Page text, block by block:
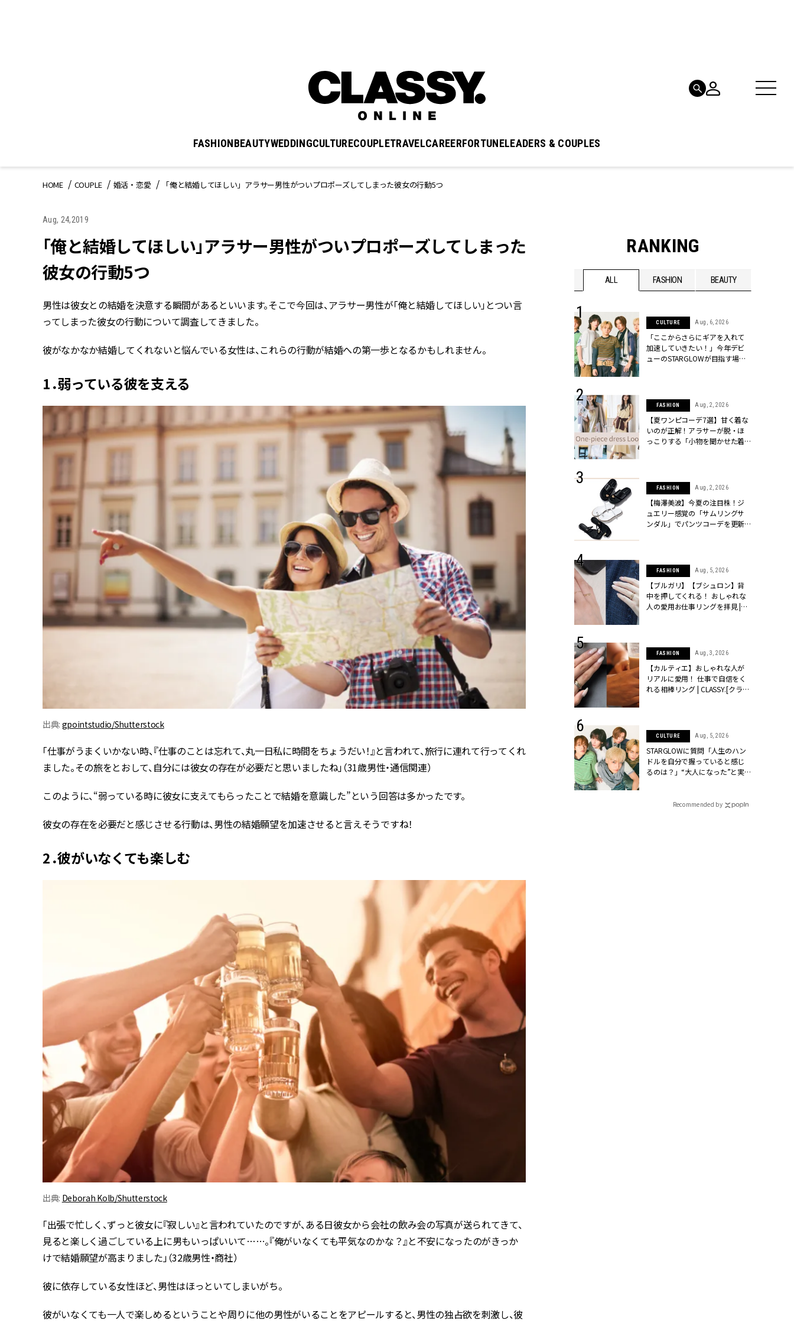
FASHIONBEAUTYWEDDINGCULTURECOUPLETRAVELCAREERFORTUNELEADERS & COUPLES
HOME COUPLE 婚活・恋愛 「俺と結婚してほしい」アラサー男性がついプロポーズしてしまった彼女の行動5つ
Aug, 24,2019
「俺と結婚してほしい」アラサー男性がついプロポーズしてしまった
彼女の行動5つ
男性は彼女との結婚を決意する瞬間があるといいます。そこで今回は、アラサー男性が「俺と結婚してほしい」とつい言
ってしまった彼女の行動について調査してきました。
彼がなかなか結婚してくれないと悩んでいる女性は、これらの行動が結婚への第一歩となるかもしれません。
1．弱っている彼を支える
出典: gpointstudio/Shutterstock
「仕事がうまくいかない時、『仕事のことは忘れて、丸一日私に時間をちょうだい！』と言われて、旅行に連れて行ってくれ
ました。その旅をとおして、自分には彼女の存在が必要だと思いましたね」（31歳男性・通信関連）
このように、“弱っている時に彼女に支えてもらったことで結婚を意識した”という回答は多かったです。
彼女の存在を必要だと感じさせる行動は、男性の結婚願望を加速させると言えそうですね！
2．彼がいなくても楽しむ
出典: Deborah Kolb/Shutterstock
「出張で忙しく、ずっと彼女に『寂しい』と言われていたのですが、ある日彼女から会社の飲み会の写真が送られてきて、
見ると楽しく過ごしている上に男もいっぱいいて……。『俺がいなくても平気なのかな？』と不安になったのがきっか
けで結婚願望が高まりました」（32歳男性・商社）
彼に依存している女性ほど、男性はほっといてしまいがち。
彼がいなくても一人で楽しめるということや周りに他の男性がいることをアピールすると、男性の独占欲を刺激し、彼
RANKING
ALL FASHION BEAUTY
ボ」を。新【SOFINA BASIC＋】
のお手入れでうるおってなめら
BEAUTY Aug, 6, 2026
【ヘアアクセ6選】手抜きに見え
ない！アラサーのまとめ髪が垢
抜ける「即戦力アクセ」たち |
BEAUTY Aug, 7, 2026
冷房・紫外線etc...「夏の隠れ乾
燥」を防ぐ【ベタつかない名品
クリーム】3選＜30代のベストコ
スメ＞ | CLASSY.[クラッシィ]
BEAUTY Nov, 17, 2025
【落ちない名品リップ10選】塗
り直しできない・皮むけしやす
いetc.悩みをクリア | CLASSY.[ク
ラッシィ]
BEAUTY Aug, 5, 2026
ユニクロ名品も！日焼け対策ガ
チ勢の「ないと無理」なアイテ
ムハック7選 | CLASSY.[クラッシ
夏の深刻なくすみ・色ムラにア
プローチ！【透明感を底上げ】
神コスメ３選 | CLASSY.[クラッシ
ばれで失敗しないコーデ＆マナ
WEDDING Aug, 13, 2025
ング22選｜20〜30代カップルの
エピソードも | CLASSY.[クラッシ
【一生ものジュエリー】1つでも
目 | CLASSY.[クラッシィ]
WEDDING
【トレンドの巻き方３選】結婚
式ゲスト服の鉄板“シンプル黒ワ
ンピ”は『スカーフ』で盛るのが
正解！ | CLASSY.[クラッシィ]
WEDDING
を『マリッジ』に選ぶ人増えて
ます！ | CLASSY.[クラッシィ]
失敗しない“ゲスト服”は【セオ
CULTURE Aug, 6, 2026
「ここからさらにギアを入れて
加速していきたい！」今年デビ
ューのSTARGLOWが目指す場所
FASHION Aug, 2, 2026
【夏ワンピコーデ7選】甘く着な
いのが正解！アラサーが脱・ほ
っこりする「小物を聞かせた着
FASHION Aug, 2, 2026
【梅澤美波】今夏の注目株！ジ
ュエリー感覚の「サムリングサ
ンダル」でパンツコーデを更新 |
FASHION Aug, 5, 2026
【ブルガリ】【ブシュロン】背
中を押してくれる！ おしゃれな
人の愛用お仕事リングを拝見 |
FASHION Aug, 3, 2026
【カルティエ】おしゃれな人が
リアルに愛用！ 仕事で自信をく
れる相棒リング | CLASSY.[クラッ
CULTURE Aug, 5, 2026
STARGLOWに質問「人生のハン
ドルを自分で握っていると感じ
るのは？」“大️人になった”と実
CLASSY.[クラッシィ]
Recommended by